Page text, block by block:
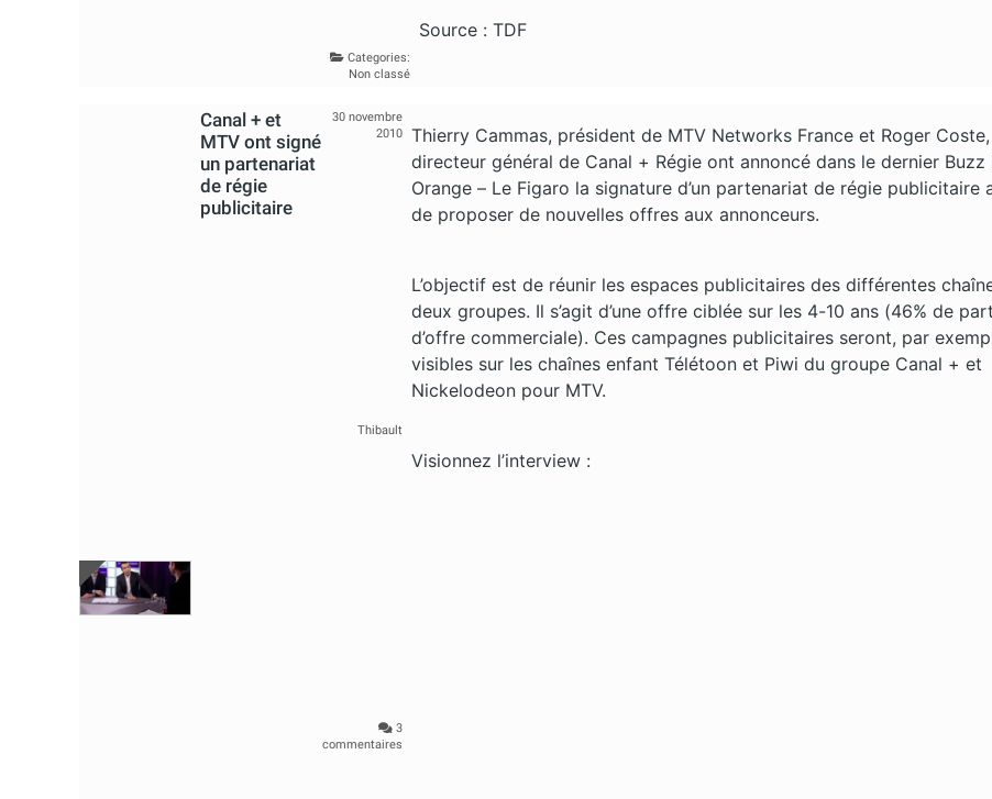
Categories:
Non classé
Source : TDF
Canal + et
MTV ont signé
un partenariat
de régie
publicitaire
30 novembre
2010
Thibault
3
commentaires
Thierry Cammas, président de MTV Networks France et Roger Coste,
directeur général de Canal + Régie ont annoncé dans le dernier Buzz
Orange – Le Figaro la signature d’un partenariat de régie publicitaire
de proposer de nouvelles offres aux annonceurs.
L’objectif est de réunir les espaces publicitaires des différentes
deux groupes. Il s’agit d’une offre ciblée sur les 4-10 ans (46% de part
d’offre commerciale). Ces campagnes publicitaires seront, par
visibles sur les chaînes enfant Télétoon et Piwi du groupe Canal + et
Nickelodeon pour MTV.
Visionnez l’interview :